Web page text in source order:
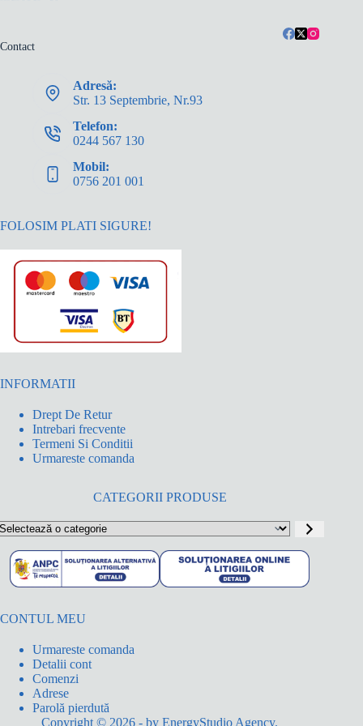
Contact
Adresă:
Str. 13 Septembrie, Nr.93
Telefon:
0244 567 130
Mobil:
0756 201 001
FOLOSIM PLATI SIGURE!
INFORMATII
Drept De Retur
Intrebari frecvente
Termeni Si Conditii
Urmareste comanda
CATEGORII PRODUSE
CONTUL MEU
Urmareste comanda
Detalii cont
Comenzi
Adrese
Parolă pierdută
Copyright © 2026 - byEnergyStudio Agency.